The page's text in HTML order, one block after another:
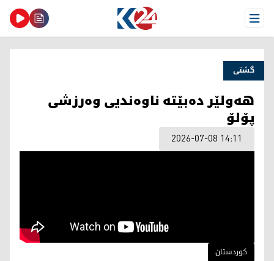
Open Menu
گشتی
هەولێر دەبێتە ناوەندیی وەرزشی
پۆلۆ
2026-07-08 14:11
کوردستان